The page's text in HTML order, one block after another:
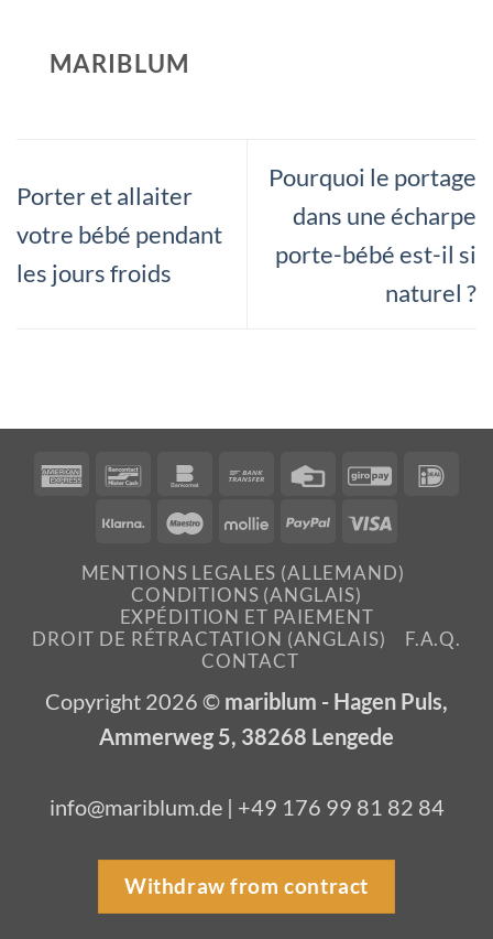
MARIBLUM
Porter et allaiter
votre bébé pendant
les jours froids
Pourquoi le portage
dans une écharpe
porte-bébé est-il si
naturel ?
AmericanBancontactBankomat
Bank
CreditGiroPay
Klarna MaestroMolliePayPal
MENTIONS LEGALES (ALLEMAND)
CONDITIONS (ANGLAIS)
EXPÉDITION ET PAIEMENT
DROIT DE RÉTRACTATION (ANGLAIS)
F.A.Q.
CONTACT
Copyright 2026 © mariblum - Hagen Puls,
Ammerweg 5, 38268 Lengede
info@mariblum.de | +49 176 99 81 82 84
Withdraw from contract